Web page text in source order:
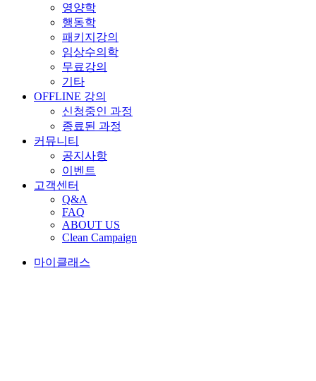
영양학
행동학
패키지강의
임상수의학
무료강의
기타
OFFLINE 강의
신청중인 과정
종료된 과정
커뮤니티
공지사항
이벤트
고객센터
Q&A
FAQ
ABOUT US
Clean Campaign
마이클래스